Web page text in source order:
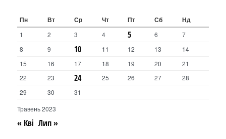
Травень 2023
Пн Вт Ср Чт Пт Сб Нд
1 2 3 4 5 6
7
8
9 10 11 12 13
14
15
16 17 18 19 20
21
22
23 24 25 26 27
28
29
30 31
« Кві Лип »